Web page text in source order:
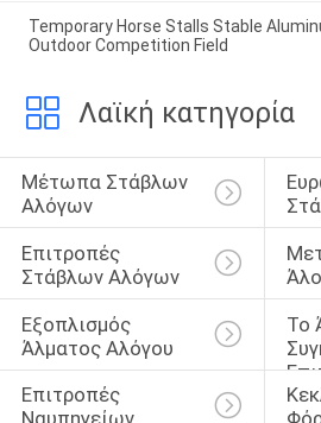
Temporary Horse Stalls Stable
Outdoor Competition Field
Λαϊκή κατηγορία
Μέτωπα Στάβλων
Αλόγων
Επιτροπές
Στάβλων Αλόγων
Εξοπλισμός
Άλματος Αλόγου
Το
Επιτροπές